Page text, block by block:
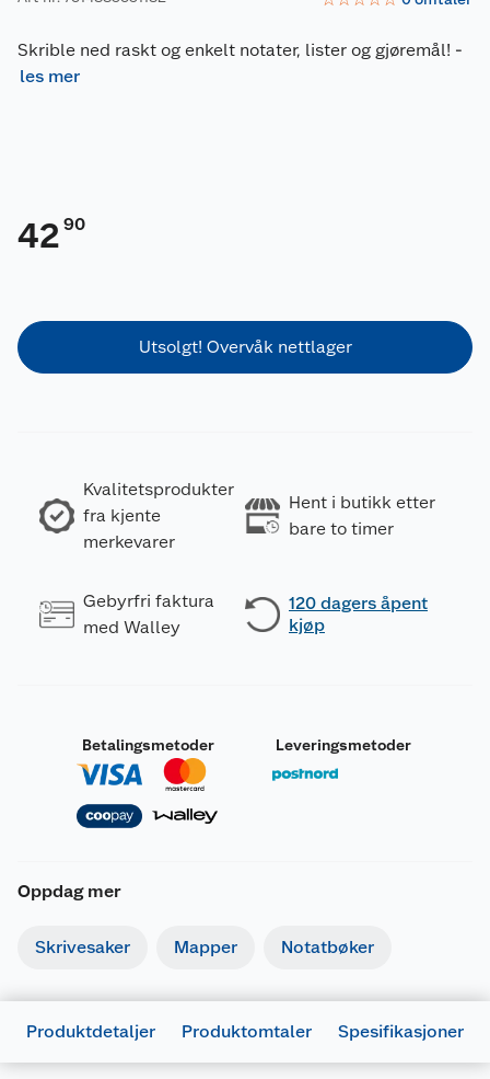
Skrible ned raskt og enkelt notater, lister og gjøremål! -
les mer
42 90
Utsolgt! Overvåk nettlager
Kvalitetsprodukter
fra kjente
merkevarer
Hent i butikk etter
bare to timer
Gebyrfri faktura
med Walley
120 dagers åpent
kjøp
Betalingsmetoder Leveringsmetoder
Oppdag mer
Skrivesaker Mapper Notatbøker
Produktdetaljer Produktomtaler Spesifikasjoner